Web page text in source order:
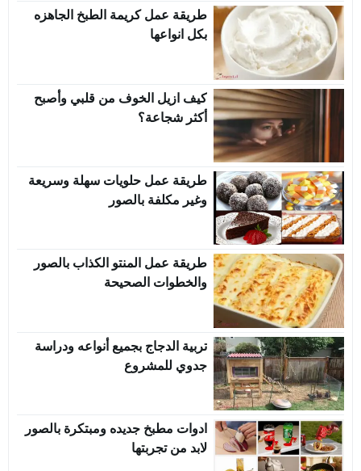
طريقة عمل كريمة الطبخ الجاهزه
بكل انواعها
كيف ازيل الخوف من قلبي وأصبح
أكثر شجاعة؟
طريقة عمل حلويات سهلة وسريعة
وغير مكلفة بالصور
طريقة عمل المنتو الكذاب بالصور
والخطوات الصحيحة
تربية الدجاج بجميع أنواعه ودراسة
جدوي للمشروع
ادوات مطبخ جديده ومبتكرة بالصور
لابد من تجربتها